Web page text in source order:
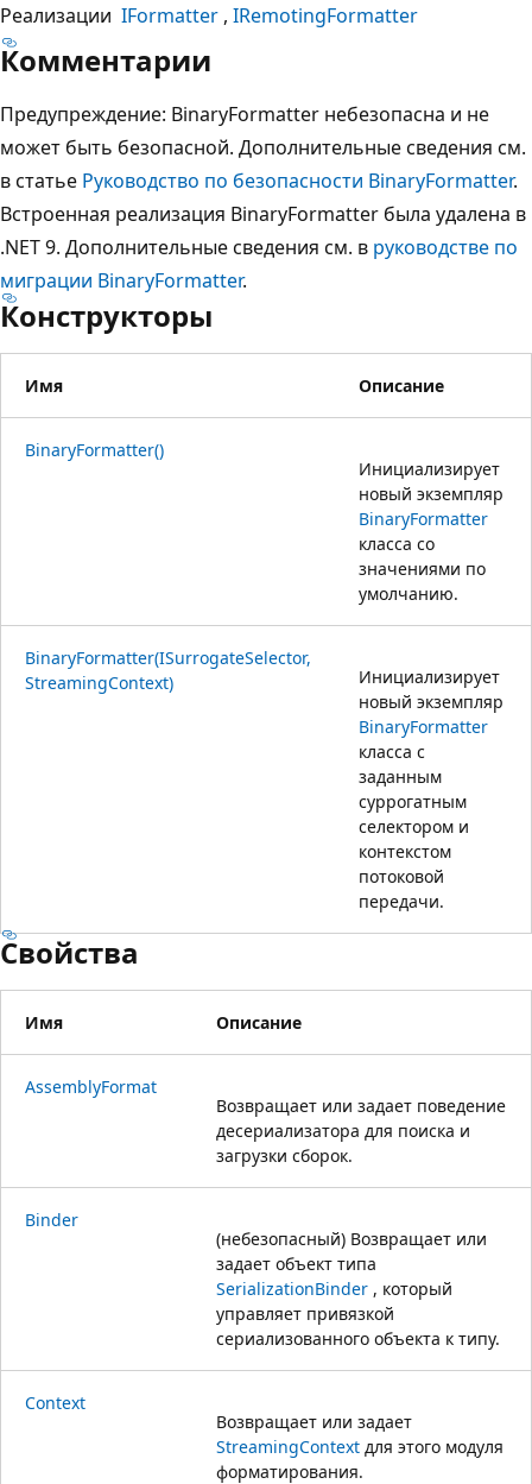
Реализации IFormatter IRemotingFormatter
Комментарии
Предупреждение: BinaryFormatter небезопасна и не
может быть безопасной. Дополнительные сведения см.
в статье Руководство по безопасности BinaryFormatter.
Встроенная реализация BinaryFormatter была удалена в
.NET 9. Дополнительные сведения см. в руководстве по
миграции BinaryFormatter.
Конструкторы
Имя Описание
BinaryFormatter()
Инициализирует
новый экземпляр
BinaryFormatter
класса со
значениями по
умолчанию.
BinaryFormatter(ISurrogateSelector,
StreamingContext)
Инициализирует
новый экземпляр
BinaryFormatter
класса с
заданным
суррогатным
селектором и
контекстом
потоковой
передачи.
Свойства
Имя Описание
AssemblyFormat
Возвращает или задает поведение
десериализатора для поиска и
загрузки сборок.
Binder
(небезопасный) Возвращает или
задает объект типа
SerializationBinder , который
управляет привязкой
сериализованного объекта к типу.
Context
Возвращает или задает
StreamingContext для этого модуля
форматирования.